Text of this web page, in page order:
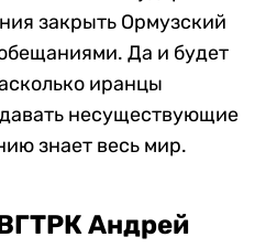
закрыть Ормузский
Да и будет
иранцы
несуществующие
знает весь мир.
Андрей